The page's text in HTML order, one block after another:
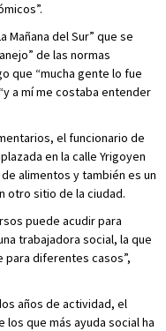
Mañana del Sur” que se
de las normas
que “mucha gente lo fue
a mí me costaba entender
el funcionario de
en la calle Yrigoyen
alimentos y también es un
otro sitio de la ciudad.
puede acudir para
trabajadora social, la que
diferentes casos”,
años de actividad, el
los que más ayuda social ha